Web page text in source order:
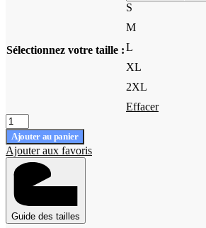
Sélectionnez votre taille :
S
M
L
XL
2XL
Effacer
quantité
de
T-
shirt
Adidas
Performance
All
Blacks
Homme
Ajouter au panier
Ajouter aux favoris
Guide des tailles